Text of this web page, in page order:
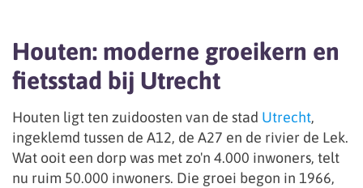
Houten: moderne groeikern en
fietsstad bij Utrecht
Houten ligt ten zuidoosten van de stad Utrecht,
ingeklemd tussen de A12, de A27 en de rivier de Lek.
Wat ooit een dorp was met zo'n 4.000 inwoners, telt
nu ruim 50.000 inwoners. Die groei begon in 1966,